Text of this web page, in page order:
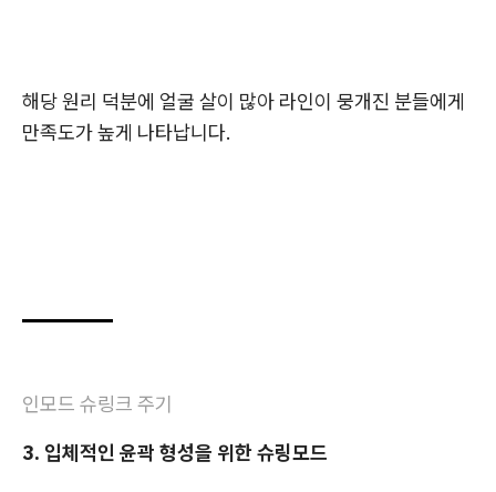
해당 원리 덕분에 얼굴 살이 많아 라인이 뭉개진 분들에게
만족도가 높게 나타납니다.
인모드 슈링크 주기
3. 입체적인 윤곽 형성을 위한 슈링모드